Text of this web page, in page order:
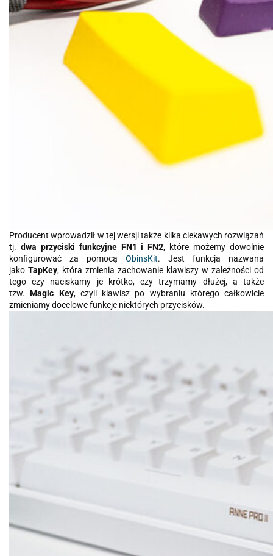
Producent wprowadził w tej wersji także kilka ciekawych rozwiązań
tj. dwa przyciski funkcyjne FN1 i FN2, które możemy dowolnie
konfigurować za pomocą ObinsKit. Jest funkcja nazwana
jako TapKey, która zmienia zachowanie klawiszy w zależności od
tego czy naciskamy je krótko, czy trzymamy dłużej, a także
tzw.Magic Key, czyli klawisz po wybraniu którego całkowicie
zmieniamy docelowe funkcje niektórych przycisków.